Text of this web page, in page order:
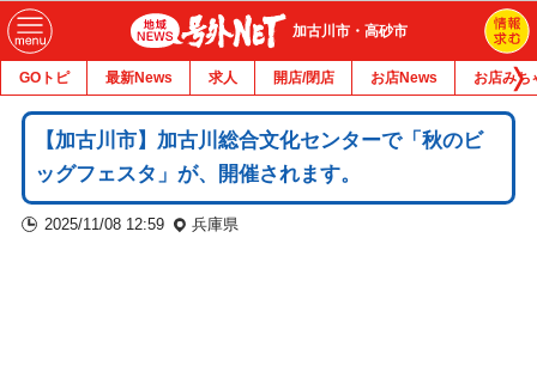
加古川市・高砂市
GOトピ 最新News 求人 開店/閉店 お店News お店みち
【加古川市】加古川総合文化センターで「秋のビ
ッグフェスタ」が、開催されます。
2025/11/08 12:59 兵庫県